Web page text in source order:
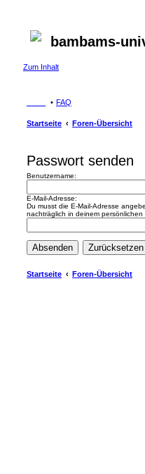
bambams-
Zum Inhalt
FAQ
Startseite Foren-Übersicht
Passwort senden
Benutzername:
E-Mail-Adresse:
Du musst die E-Mail-Adresse
nachträglich in deinem persönlichen
Startseite Foren-Übersicht